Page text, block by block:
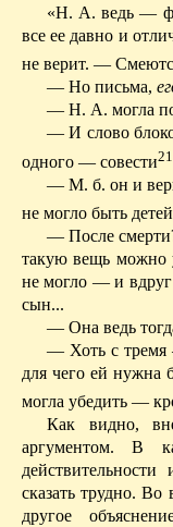
«Н. А. ведь —
все ее давно и
не верит. —
— Но письма,
— Н. А. могла
— И слово
одного — совести21
— М. б. он и
не могло быть
— После
такую вещь можно
не могло — и
сын...
— Она ведь
— Хоть с тремя
для чего ей нужна
могла убедить —
Как видно,
аргументом. В
сказать трудно. Во
другое